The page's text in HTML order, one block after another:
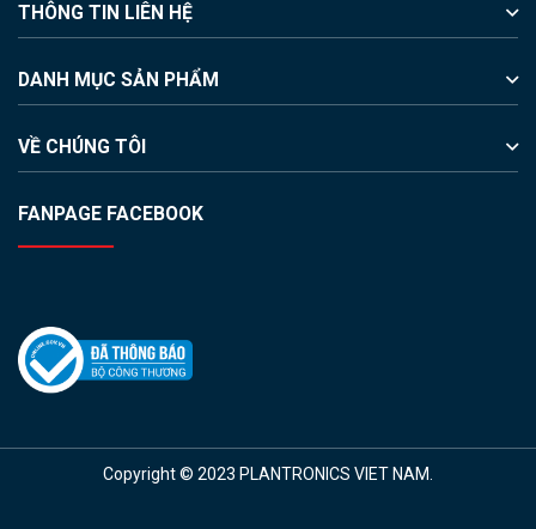
THÔNG TIN LIÊN HỆ
DANH MỤC SẢN PHẨM
VỀ CHÚNG TÔI
FANPAGE FACEBOOK
Copyright © 2023 PLANTRONICS VIET NAM.